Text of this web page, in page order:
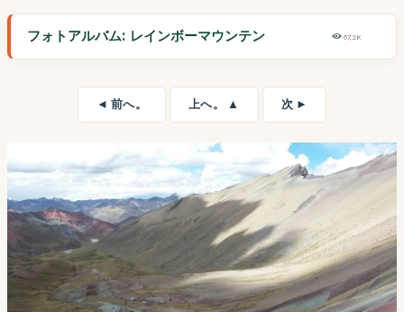
フォトアルバム: レインボーマウンテン 67,2K
◄ 前へ。 上へ。 ▲ 次 ►